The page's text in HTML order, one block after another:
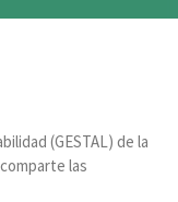
(GESTAL) de la
las